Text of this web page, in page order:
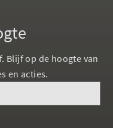
Blijf op de hoogte van
en acties.